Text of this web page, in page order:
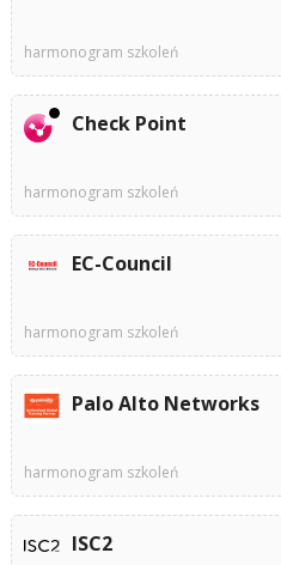
harmonogram szkoleń
Check Point
harmonogram szkoleń
EC-Council
harmonogram szkoleń
Palo Alto Networks
harmonogram szkoleń
ISC2